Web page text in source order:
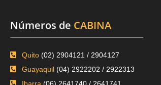
Números de CABINA
Quito (02) 2904121 / 2904127
Guayaquil (04) 2922202 / 2922313